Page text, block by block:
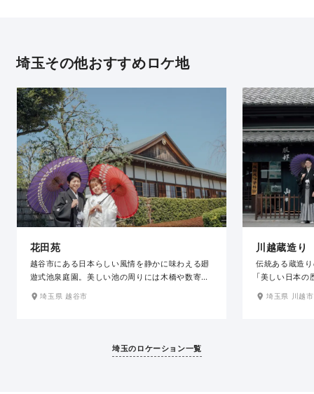
埼玉その他おすすめロケ地
花田苑
越谷市にある日本らしい風情を静かに味わえる廻
遊式池泉庭園。美しい池の周りには木橋や数寄屋
造りの茶室、苑内を一望できる築山などが配さ
埼玉県 越谷市
川越蔵造り
伝統ある蔵造
「美しい日本
美しい和の街
埼玉県 川越市
埼玉のロケーション一覧